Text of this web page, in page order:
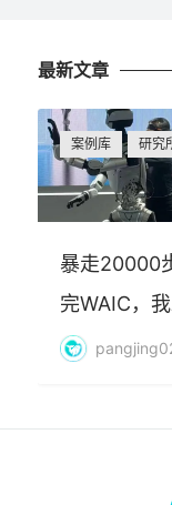
最新文章
案例库 研究
暴走20000
完WAIC，
AI最赚钱的